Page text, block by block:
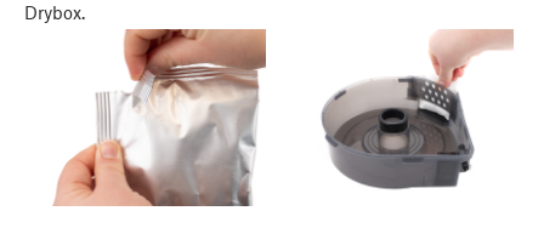
Drybox.